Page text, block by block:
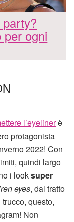
ogni
l’eyelinerè
protagonista
2022! Con
quindi largo
i looksuper
eyes, dal tratto
questo,
Non